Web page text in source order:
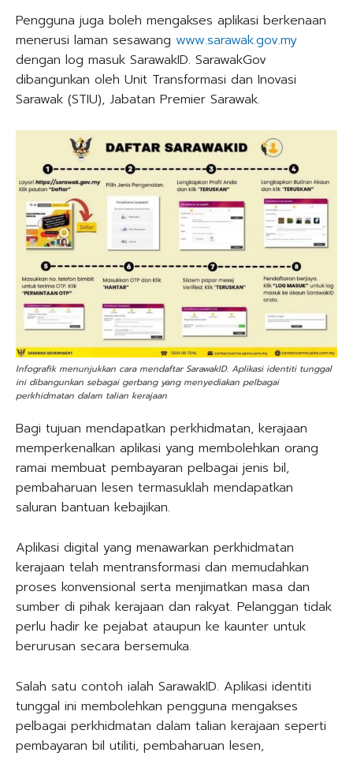
Pengguna juga boleh mengakses aplikasi berkenaan
menerusi laman sesawang www.sarawak.gov.my
dengan log masuk SarawakID. SarawakGov
dibangunkan oleh Unit Transformasi dan Inovasi
Sarawak (STIU), Jabatan Premier Sarawak.
Infografik menunjukkan cara mendaftar SarawakID. Aplikasi identiti tunggal
ini dibangunkan sebagai gerbang yang menyediakan pelbagai
perkhidmatan dalam talian kerajaan
Bagi tujuan mendapatkan perkhidmatan, kerajaan
memperkenalkan aplikasi yang membolehkan orang
ramai membuat pembayaran pelbagai jenis bil,
pembaharuan lesen termasuklah mendapatkan
saluran bantuan kebajikan.
Aplikasi digital yang menawarkan perkhidmatan
kerajaan telah mentransformasi dan memudahkan
proses konvensional serta menjimatkan masa dan
sumber di pihak kerajaan dan rakyat. Pelanggan tidak
perlu hadir ke pejabat ataupun ke kaunter untuk
berurusan secara bersemuka.
Salah satu contoh ialah SarawakID. Aplikasi identiti
tunggal ini membolehkan pengguna mengakses
pelbagai perkhidmatan dalam talian kerajaan seperti
pembayaran bil utiliti, pembaharuan lesen,